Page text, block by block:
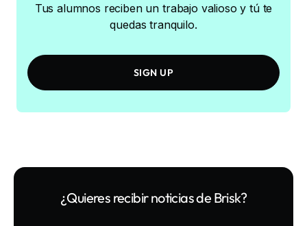
Tus alumnos reciben un trabajo valioso y tú te
quedas tranquilo.
SIGN UP
¿Quieres recibir noticias de Brisk?